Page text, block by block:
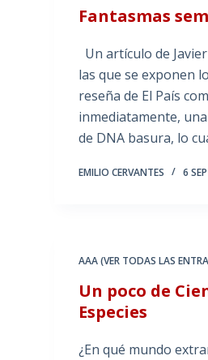
Fantasmas
Un artículo de
las que se exponen
reseña de El País
inmediatamente,
de DNA basura, lo
EMILIO CERVANTES 6
AAA (VER TODAS LAS
Un poco de
Especies
¿En qué mundo